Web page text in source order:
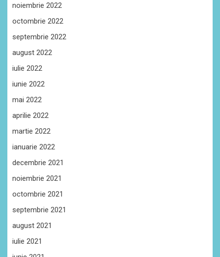
noiembrie 2022
octombrie 2022
septembrie 2022
august 2022
iulie 2022
iunie 2022
mai 2022
aprilie 2022
martie 2022
ianuarie 2022
decembrie 2021
noiembrie 2021
octombrie 2021
septembrie 2021
august 2021
iulie 2021